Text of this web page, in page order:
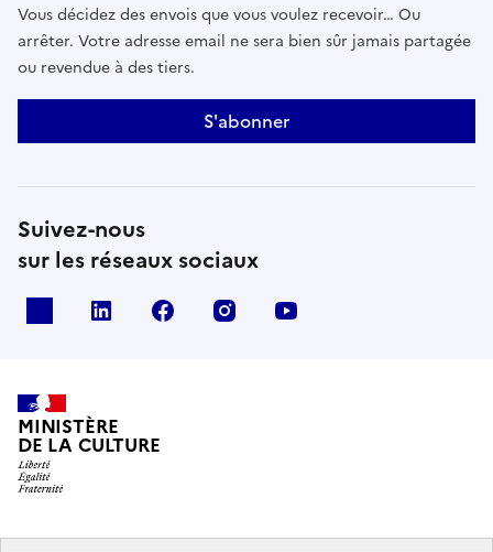
Vous décidez des envois que vous voulez recevoir… Ou
arrêter. Votre adresse email ne sera bien sûr jamais partagée
ou revendue à des tiers.
S'abonner
Suivez-nous
sur les réseaux sociaux
linkedin facebook instagram
MINISTÈRE
DE LA CULTURE